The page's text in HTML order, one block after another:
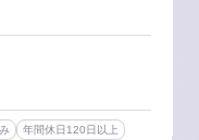
年間休日120日以上